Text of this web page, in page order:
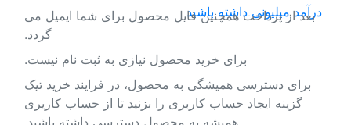
درآمد میلیونی داشته باشید
بعد از پرداخت همچنین فایل محصول برای شما ایمیل می
گردد.
برای خرید محصول نیازی به ثبت نام نیست.
برای دسترسی همیشگی به محصول، در فرایند خرید تیک
گزینه ایجاد حساب کاربری را بزنید تا از حساب کاریری